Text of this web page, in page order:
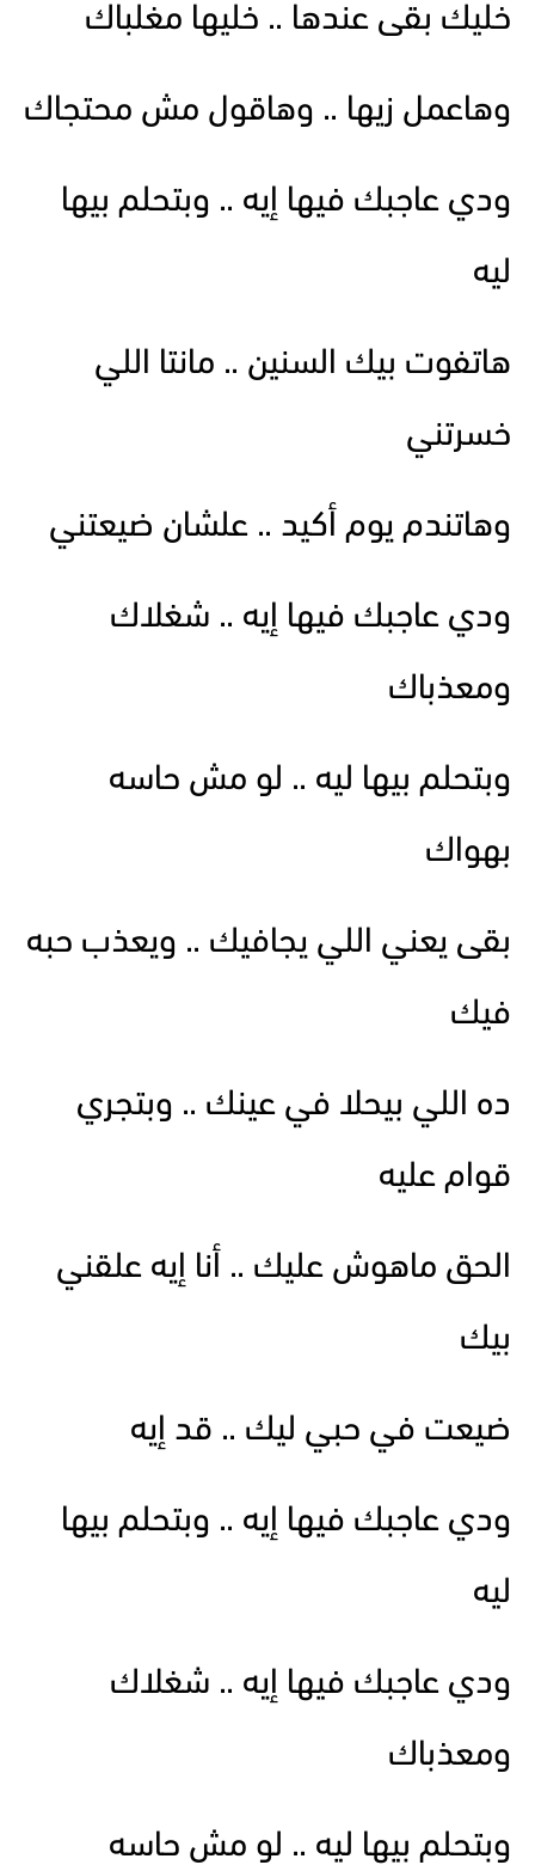
خليك بقى عندها .. خليها مغلباك
وهاعمل زيها .. وهاقول مش محتجاك
ودي عاجبك فيها إيه .. وبتحلم بيها
ليه
هاتفوت بيك السنين .. مانتا اللي
خسرتني
وهاتندم يوم أكيد .. علشان ضيعتني
ودي عاجبك فيها إيه .. شغلاك
ومعذباك
وبتحلم بيها ليه .. لو مش حاسه
بهواك
بقى يعني اللي يجافيك .. ويعذب حبه
فيك
ده اللي بيحلا في عينك .. وبتجري
قوام عليه
الحق ماهوش عليك .. أنا إيه علقني
بيك
ضيعت في حبي ليك .. قد إيه
ودي عاجبك فيها إيه .. وبتحلم بيها
ليه
ودي عاجبك فيها إيه .. شغلاك
ومعذباك
وبتحلم بيها ليه .. لو مش حاسه